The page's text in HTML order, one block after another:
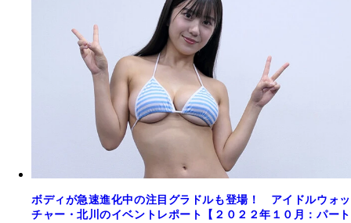
ボディが急速進化中の注目グラドルも登場！ アイドルウォッ
チャー・北川のイベントレポート【２０２２年１０月：パート